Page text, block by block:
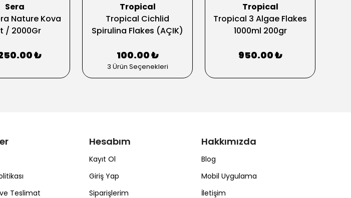
Sera
Nature Kova
/ 2000Gr
₺
Tropical
Tropical Cichlid
Spirulina Flakes (AÇIK)
100.00 ₺
3 Ürün Seçenekleri
Tropical
Tropical 3 Algae Flakes
1000ml 200gr
950.00 ₺
Teslimat
Hesabım
Kayıt Ol
Giriş Yap
Siparişlerim
Hakkımızda
Blog
Mobil Uygulama
İletişim